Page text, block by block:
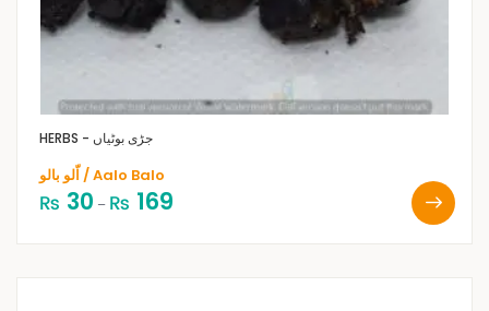
HERBS - جڑی بوٹیاں
اّلو بالو / Aalo Balo
₨ 30 – ₨ 169